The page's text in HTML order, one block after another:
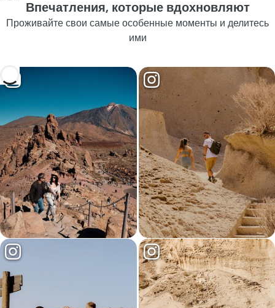
Впечатления, которые вдохновляют
Проживайте свои самые особенные моменты и делитесь
ими